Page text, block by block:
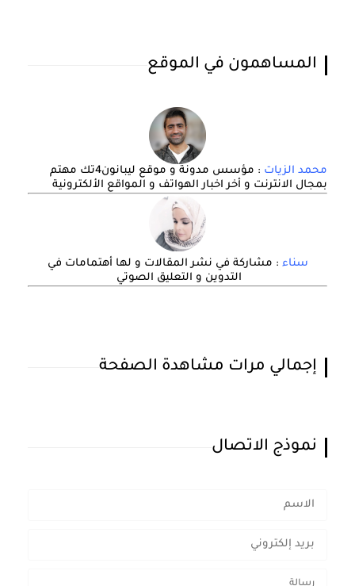
المساهمون في الموقع
محمد الزيات
: مؤسس مدونة و موقع ليبانون4تك مهتم
بمجال الانترنت و أخر اخبار الهواتف و المواقع الألكترونية
سناء : مشاركة في نشر المقالات و لها أهتمامات في
التدوين و التعليق الصوتي
إجمالي مرات مشاهدة الصفحة
نموذج الاتصال